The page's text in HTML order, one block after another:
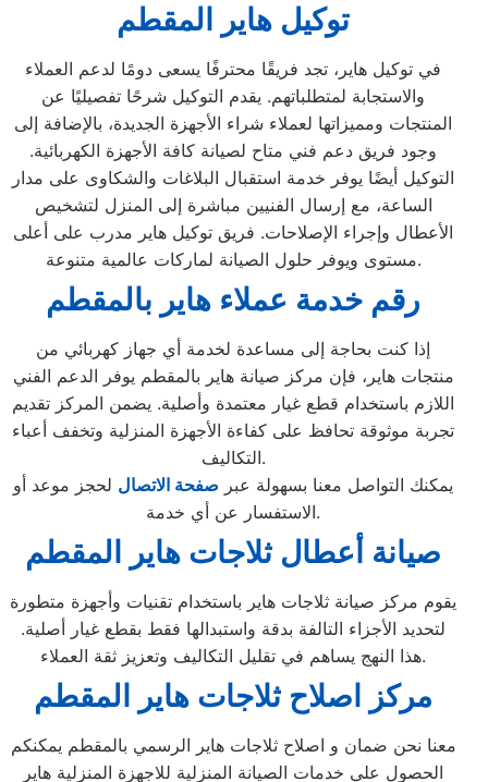
توكيل هاير المقطم
في توكيل هاير، تجد فريقًا محترفًا يسعى دومًا لدعم العملاء
والاستجابة لمتطلباتهم. يقدم التوكيل شرحًا تفصيليًا عن
المنتجات ومميزاتها لعملاء شراء الأجهزة الجديدة، بالإضافة إلى
وجود فريق دعم فني متاح لصيانة كافة الأجهزة الكهربائية.
التوكيل أيضًا يوفر خدمة استقبال البلاغات والشكاوى على مدار
الساعة، مع إرسال الفنيين مباشرة إلى المنزل لتشخيص
الأعطال وإجراء الإصلاحات. فريق توكيل هاير مدرب على أعلى
مستوى ويوفر حلول الصيانة لماركات عالمية متنوعة.
رقم خدمة عملاء هاير بالمقطم
إذا كنت بحاجة إلى مساعدة لخدمة أي جهاز كهربائي من
منتجات هاير، فإن مركز صيانة هاير بالمقطم يوفر الدعم الفني
اللازم باستخدام قطع غيار معتمدة وأصلية. يضمن المركز تقديم
تجربة موثوقة تحافظ على كفاءة الأجهزة المنزلية وتخفف أعباء
التكاليف.
يمكنك التواصل معنا بسهولة عبر صفحة الاتصال لحجز موعد أو
الاستفسار عن أي خدمة.
صيانة أعطال ثلاجات هاير المقطم
يقوم مركز صيانة ثلاجات هاير باستخدام تقنيات وأجهزة متطورة
لتحديد الأجزاء التالفة بدقة واستبدالها فقط بقطع غيار أصلية.
هذا النهج يساهم في تقليل التكاليف وتعزيز ثقة العملاء.
مركز اصلاح ثلاجات هاير المقطم
معنا نحن ضمان و اصلاح ثلاجات هاير الرسمي بالمقطم يمكنكم
الحصول علي خدمات الصيانة المنزلية للاجهزة المنزلية هاير